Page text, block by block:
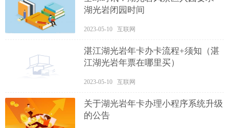
湖光岩闭园时间
2023-05-10 互联网
湛江湖光岩年卡办卡流程+须知（湛
江湖光岩年票在哪里买）
2023-05-10 互联网
关于湖光岩年卡办理小程序系统升级
的公告